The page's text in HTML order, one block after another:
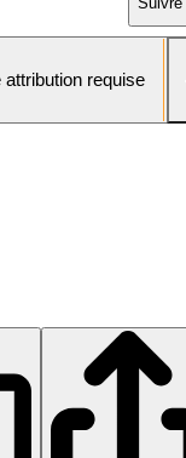
attribution requise